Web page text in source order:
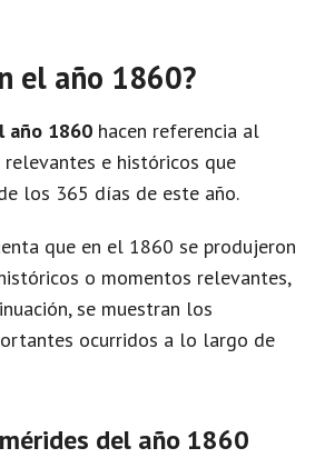
el año 1860?
año 1860 hacen referencia al
e históricos que
los 365 días de este año.
que en el 1860 se produjeron
o momentos relevantes,
se muestran los
ocurridos a lo largo de
del año 1860